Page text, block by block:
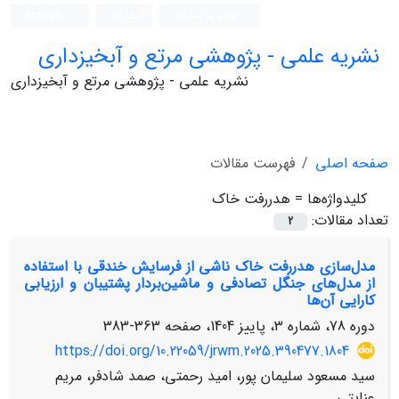
نشریه علمی - پژوهشی مرتع و آبخیزداری
نشریه علمی - پژوهشی مرتع و آبخیزداری
صفحه اصلی
فهرست مقالات
کلیدواژه‌ها = هدررفت خاک
تعداد مقالات:
2
مدل‌سازی هدررفت خاک ناشی از فرسایش خندقی با استفاده
از مدل‌های جنگل تصادفی و ماشین‌بردار پشتیبان و ارزیابی
کارایی آن‌ها
دوره 78، شماره 3، پاییز 1404، صفحه
363-383
https://doi.org/10.22059/jrwm.2025.390477.1804
سید مسعود سلیمان پور، امید رحمتی، صمد شادفر، مریم